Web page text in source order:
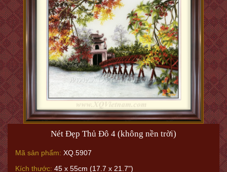
Nét Đẹp Thủ Đô 4 (không nền trời)
Mã sản phẩm: XQ.5907
Kích thước: 45 x 55cm (17.7 x 21.7")